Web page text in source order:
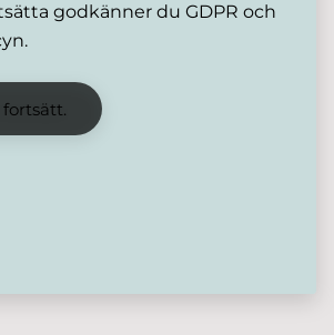
godkänner du GDPR och